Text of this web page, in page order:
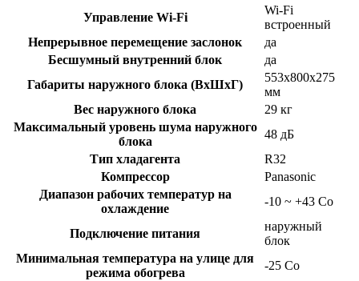
Управление Wi-Fi
Wi-Fi
встроенный
Непрерывное перемещение заслонок
да
Бесшумный внутренний блок
да
Габариты наружного блока (ВхШхГ)
553x800x275
мм
Вес наружного блока
29 кг
Максимальный уровень шума наружного
блока
48 дБ
Тип хладагента
R32
Компрессор
Panasonic
Диапазон рабочих температур на
охлаждение
-10 ~ +43 Co
Подключение питания
наружный
блок
Минимальная температура на улице для
режима обогрева
-25 Co